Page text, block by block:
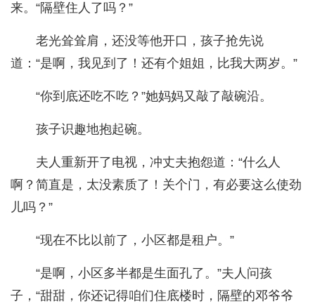
来。“隔壁住人了吗？”
老光耸耸肩，还没等他开口，孩子抢先说
道：“是啊，我见到了！还有个姐姐，比我大两岁。”
“你到底还吃不吃？”她妈妈又敲了敲碗沿。
孩子识趣地抱起碗。
夫人重新开了电视，冲丈夫抱怨道：“什么人
啊？简直是，太没素质了！关个门，有必要这么使劲
儿吗？”
“现在不比以前了，小区都是租户。”
“是啊，小区多半都是生面孔了。”夫人问孩
子，“甜甜，你还记得咱们住底楼时，隔壁的邓爷爷